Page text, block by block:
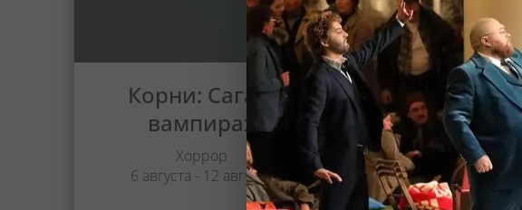
Корни: Сага о
вампирах
Хоррор
6 августа - 12 августа